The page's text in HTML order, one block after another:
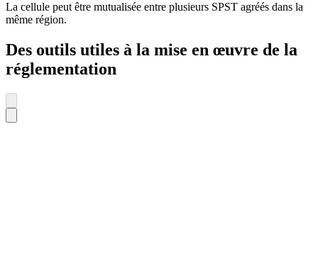
La cellule peut être mutualisée entre plusieurs SPST agréés dans la
même région.
Des outils utiles à la mise en œuvre de la
réglementation